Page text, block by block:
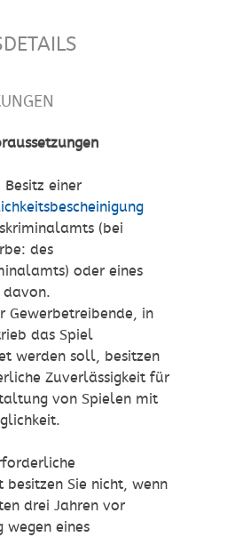
Besitz einer
(bei
des
oder eines
davon.
Gewerbetreibende, in
das Spiel
werden soll, besitzen
Zuverlässigkeit für
von Spielen mit
besitzen Sie nicht, wenn
drei Jahren vor
eines